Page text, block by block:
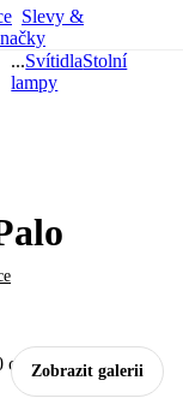
Slevy &
...SvítidlaStolní
lampy
Zobrazit galerii